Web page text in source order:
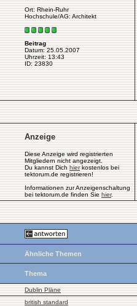
Ort: Rhein-Ruhr
Hochschule/AG: Architekt
Beitrag
Datum: 25.05.2007
Uhrzeit: 13:43
ID: 23830
Anzeige
Diese Anzeige wird registrierten
Mitgliedern nicht angezeigt.
Du kannst Dich hierkostenlos bei
tektorum.de registrieren!
Informationen zur Anzeigenschaltung
bei tektorum.de finden Sie hier.
Ähnliche Themen
Thema
Dublin Pläne
british standard